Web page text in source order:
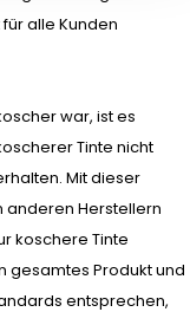
alle Kunden
war, ist es
Tinte nicht
Mit dieser
anderen Herstellern
koschere Tinte
gesamtes Produkt und
entsprechen,